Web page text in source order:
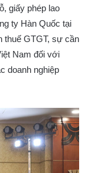
giấy phép lao
ty Hàn Quốc tại
thuế GTGT, sự cần
Nam đối với
doanh nghiệp